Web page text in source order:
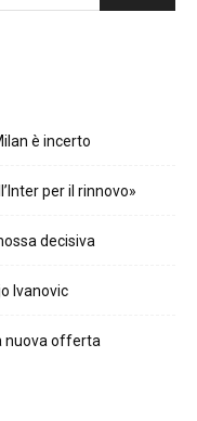
è incerto
per il rinnovo»
decisiva
Ivanovic
nuova offerta